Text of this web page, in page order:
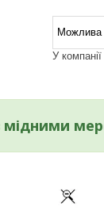
У
мідними